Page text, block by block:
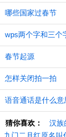
哪些国家过春节
wps两个字和三个
春节起源
怎样关闭拍一拍
语音通话是什么意
猜你喜欢： 汉族
九门二月红原名叫